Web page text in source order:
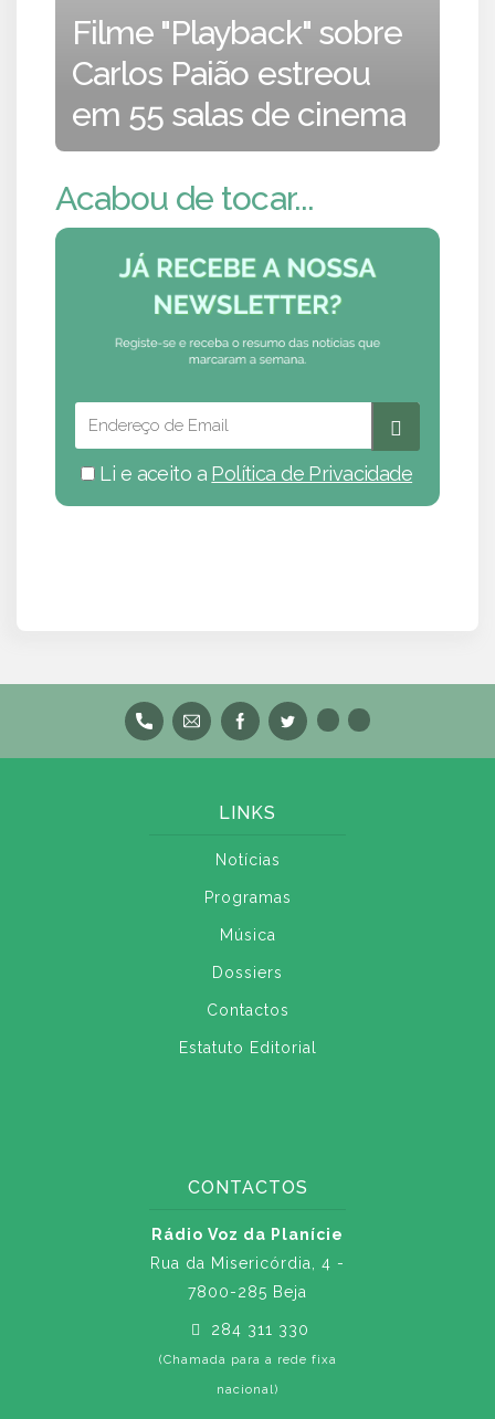
Filme "Playback" sobre
Carlos Paião estreou
em 55 salas de cinema
Acabou de tocar...
Li e aceito a Política de Privacidade
LINKS
Notícias
Programas
Música
Dossiers
Contactos
Estatuto Editorial
CONTACTOS
Rádio Voz da Planície
Rua da Misericórdia, 4 -
7800-285 Beja
284 311 330
(Chamada para a rede fixa
nacional)